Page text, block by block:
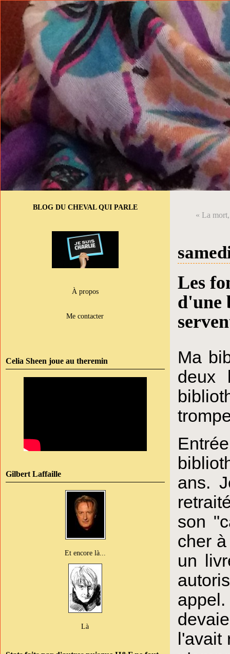
BLOG DU CHEVAL QUI PARLE
À propos
Me contacter
Celia Sheen joue au theremin
Gilbert Laffaille
Et encore là...
Là
« La
Les
d'une
Ma
deux
ans.
son
cher
un